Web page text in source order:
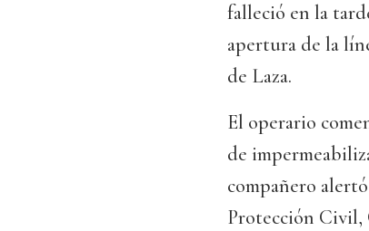
falleció en la
apertura de la
de Laza.
El operario
de
compañero
Protección Civil,